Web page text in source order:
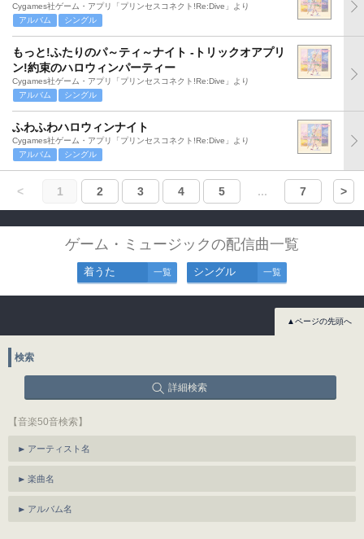
Cygames社ゲーム・アプリ「プリンセスコネクト!Re:Dive」より
アルバム
シングル
もっと!ふたりのパ～ティ～ナイト -トリックオアプリ
ン!約束のハロウィンパーティー
Cygames社ゲーム・アプリ「プリンセスコネクト!Re:Dive」より
アルバム
シングル
ふわふわハロウィンナイト
Cygames社ゲーム・アプリ「プリンセスコネクト!Re:Dive」より
アルバム
シングル
< 1 2 3 4 5 ... 7 >
ゲーム・ミュージックの配信曲一覧
着うた 一覧 シングル 一覧
▲ページの先頭へ
検索
詳細検索
【音楽50音検索】
アーティスト名
楽曲名
アルバム名